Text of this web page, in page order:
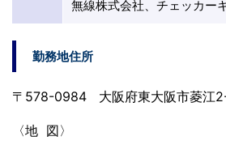
無線株式会社、チェッカー
勤務地住所
〒578-0984 大阪府東大阪市菱江
〈地 図〉